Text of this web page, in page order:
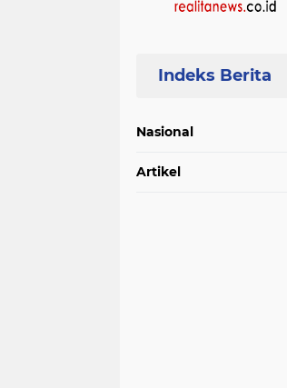
Nasional
Artikel